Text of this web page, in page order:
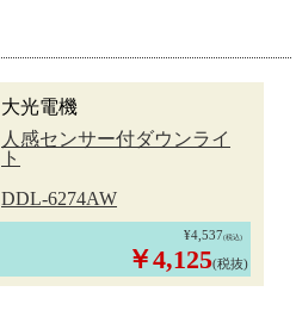
大光電機
人感センサー付ダウンライ
ト
DDL-6274AW
¥4,537(税込)
￥4,125(税抜)